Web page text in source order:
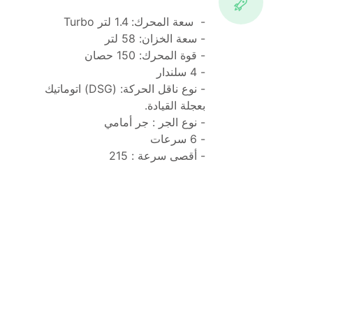
-  ‎سعة المحرك: 1.4 لتر Turbo
- قوة المحرك: 150 حصان
- 4 سلندار
بعجلة القيادة.
- نوع الجر : جر أمامي
- 6 سرعات
- أقصى سرعة : 215